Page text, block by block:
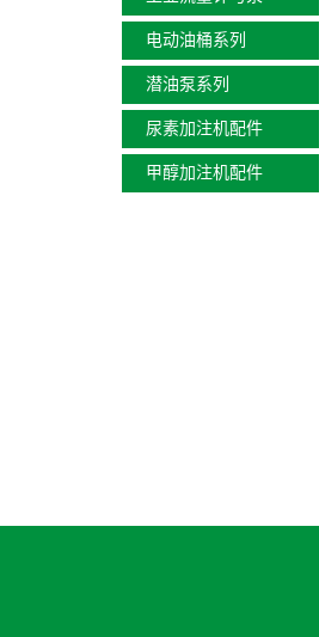
电动油桶系列
潜油泵系列
尿素加注机配件
甲醇加注机配件